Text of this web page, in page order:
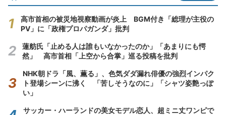
高市首相の被災地視察動画が炎上 BGM付き「総理が主役の
PV」に「政権プロパガンダ」批判
蓮舫氏「止める人は誰もいなかったのか」「あまりにも愕
然」 高市首相「上空から合掌」巡る投稿を批判
NHK朝ドラ「風、薫る」、色気ダダ漏れ俳優の強烈インパク
ト登場シーンに沸く 「苦しそうなのに」「シャツ姿艶っぽ
い」
サッカー・ハーランドの美女モデル恋人、超ミニ丈ワンピで